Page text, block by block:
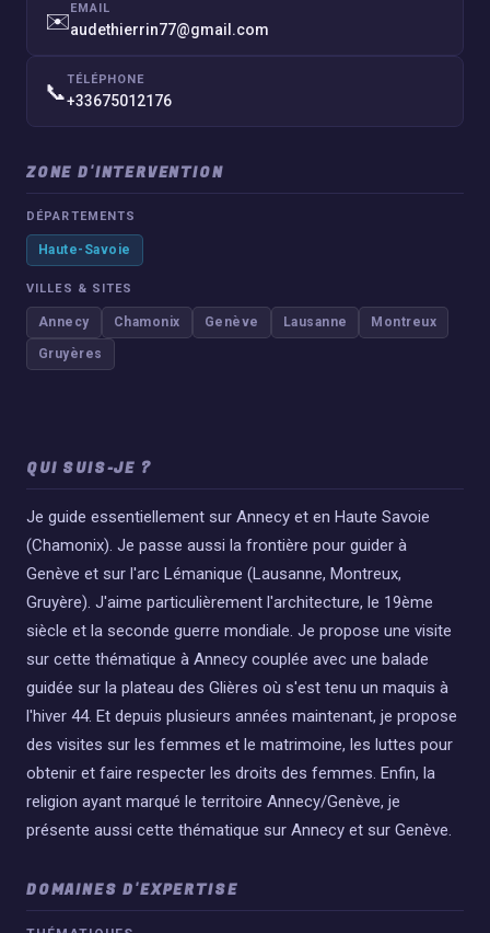
QUI SUIS-JE ?
Je guide essentiellement sur Annecy et en Haute Savoie
(Chamonix). Je passe aussi la frontière pour guider à
Genève et sur l'arc Lémanique (Lausanne, Montreux,
Gruyère). J'aime particulièrement l'architecture, le 19ème
siècle et la seconde guerre mondiale. Je propose une visite
sur cette thématique à Annecy couplée avec une balade
guidée sur la plateau des Glières où s'est tenu un maquis à
l'hiver 44. Et depuis plusieurs années maintenant, je propose
des visites sur les femmes et le matrimoine, les luttes pour
obtenir et faire respecter les droits des femmes. Enfin, la
religion ayant marqué le territoire Annecy/Genève, je
présente aussi cette thématique sur Annecy et sur Genève.
DOMAINES D'EXPERTISE
✉️EMAIL
audethierrin77@gmail.com
📞TÉLÉPHONE
+33675012176
ZONE D'INTERVENTION
DÉPARTEMENTS
Haute-Savoie
VILLES & SITES
Annecy Chamonix Genève Lausanne Montreux
Gruyères